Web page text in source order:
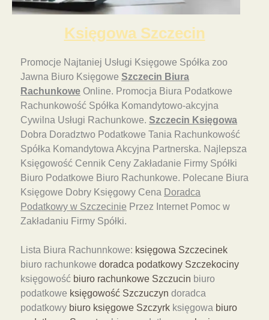
Księgowa Szczecin
Promocje Najtaniej Usługi Księgowe Spółka zoo
Jawna Biuro Księgowe Szczecin Biura
Rachunkowe Online. Promocja Biura Podatkowe
Rachunkowość Spółka Komandytowo-akcyjna
Cywilna Usługi Rachunkowe. Szczecin Księgowa
Dobra Doradztwo Podatkowe Tania Rachunkowość
Spółka Komandytowa Akcyjna Partnerska. Najlepsza
Księgowość Cennik Ceny Zakładanie Firmy Spółki
Biuro Podatkowe Biuro Rachunkowe. Polecane Biura
Księgowe Dobry Księgowy Cena Doradca
Podatkowy w Szczecinie Przez Internet Pomoc w
Zakładaniu Firmy Spółki.
Lista Biura Rachunnkowe: księgowa Szczecinek
biuro rachunkowe doradca podatkowy Szczekociny
księgowość biuro rachunkowe Szczucin biuro
podatkowe księgowość Szczuczyn doradca
podatkowy biuro księgowe Szczyrk księgowa biuro